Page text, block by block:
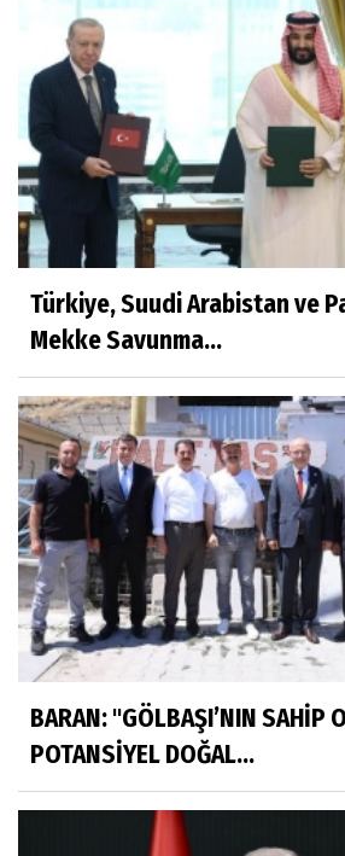
Türkiye, Suudi Arabistan ve
Mekke Savunma...
BARAN: "GÖLBAŞI’NIN SAHİP
POTANSİYEL DOĞAL...